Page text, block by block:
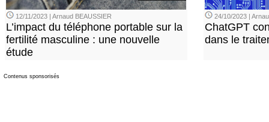
12/11/2023 | Arnaud BEAUSSIER
L’impact du téléphone portable sur la
fertilité masculine : une nouvelle
étude
24/10/2023 |
ChatGPT
dans le
Contenus sponsorisés